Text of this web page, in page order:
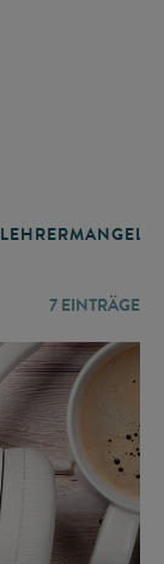
LEHRERMANGEL
7 EINTRÄGE